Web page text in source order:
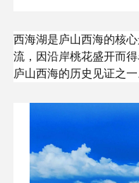
西海湖是庐山西海的核
流，因沿岸桃花盛开而
庐山西海的历史见证之